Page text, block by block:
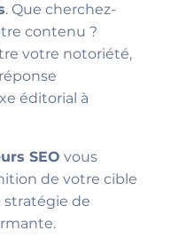
. Que cherchez-
contenu ?
votre notoriété,
éditorial à
SEO vous
de votre cible
stratégie de